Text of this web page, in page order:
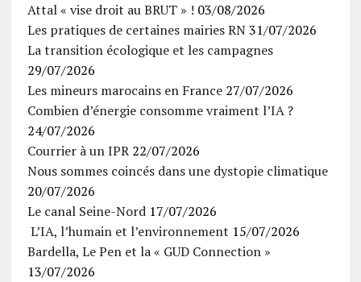
Attal « vise droit au BRUT » ! 03/08/2026
Les pratiques de certaines mairies RN 31/07/2026
La transition écologique et les campagnes
29/07/2026
Les mineurs marocains en France 27/07/2026
Combien d’énergie consomme vraiment l’IA ?
24/07/2026
Courrier à un IPR 22/07/2026
Nous sommes coincés dans une dystopie climatique
20/07/2026
Le canal Seine-Nord 17/07/2026
L’IA, l’humain et l’environnement 15/07/2026
Bardella, Le Pen et la « GUD Connection »
13/07/2026